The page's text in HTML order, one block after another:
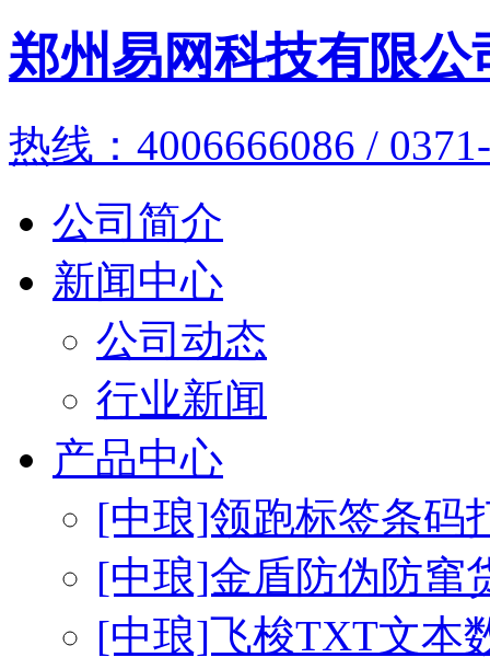
郑州易网科技有限公
热线：4006666086 /
公司简介
新闻中心
公司动态
行业新闻
产品中心
[中琅]领跑标签条码
[中琅]金盾防伪防窜
[中琅]飞梭TXT文本